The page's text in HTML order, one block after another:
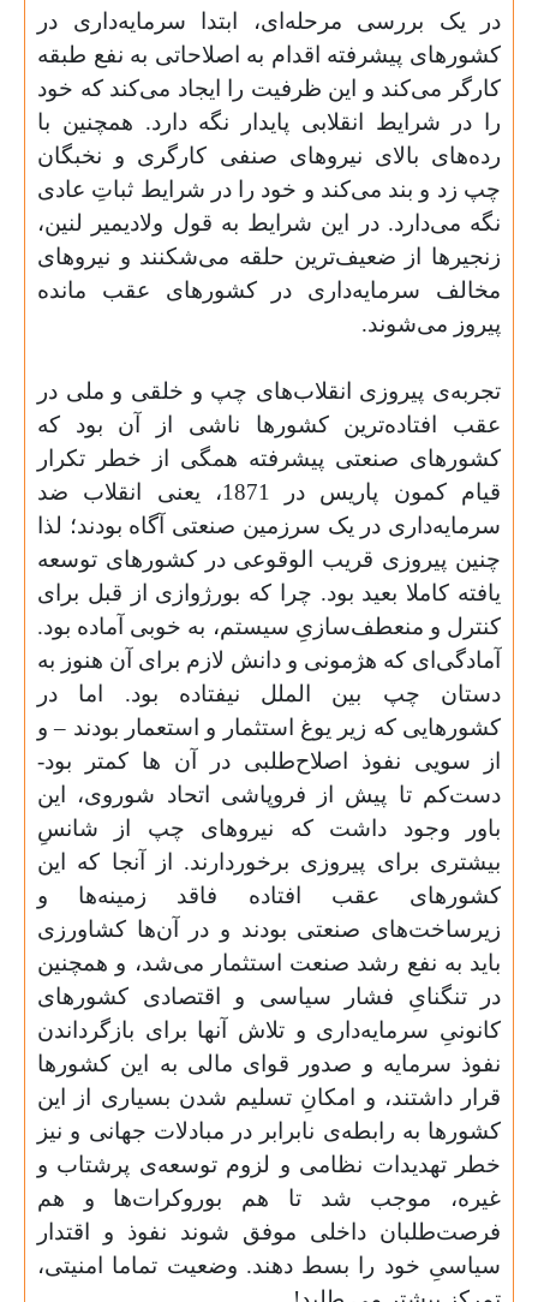
در یک بررسی مرحله‌ای، ابتدا سرمایه‌داری در
کشورهای پیشرفته اقدام به اصلاحاتی به نفع طبقه
کارگر می‌کند و این ظرفیت را ایجاد می‌کند که خود
را در شرایط انقلابی پایدار نگه دارد. همچنین با
رده‌های بالای نیروهای صنفی کارگری و نخبگان
چپ زد و بند می‌کند و خود را در شرایط ثباتِ عادی
نگه می‌دارد. در این شرایط به قول ولادیمیر لنین،
زنجیرها از ضعیف‌ترین حلقه می‌شکنند و نیروهای
مخالف سرمایه‌داری در کشورهای عقب مانده
پیروز می‌شوند.
تجربه‌ی پیروزی انقلاب‌های چپ و خلقی و ملی در
عقب افتاده‌ترین کشورها ناشی از آن بود که
کشورهای صنعتی پیشرفته همگی از خطر تکرار
قیام کمون پاریس در 1871، یعنی انقلاب ضد
سرمایه‌داری در یک سرزمین صنعتی آگاه بودند؛ لذا
چنین پیروزی قریب الوقوعی در کشورهای توسعه
یافته کاملا بعید بود. چرا که بورژوازی از قبل برای
کنترل و منعطف‌سازیِ سیستم، به خوبی آماده بود.
آمادگی‌ای که هژمونی و دانش لازم برای آن هنوز به
دستان چپ بین الملل نیفتاده بود. اما در
کشورهایی که زیر یوغ استثمار و استعمار بودند – و
از سویی نفوذ اصلاح‌طلبی در آن ها کمتر بود-
دست‌کم تا پیش از فروپاشی اتحاد شوروی، این
باور وجود داشت که نیروهای چپ از شانسِ
بیشتری برای پیروزی برخوردارند. از آنجا که این
کشورهای عقب افتاده فاقد زمینه‌ها و
زیرساخت‌های صنعتی بودند و در آن‌ها کشاورزی
باید به نفع رشد صنعت استثمار می‌شد، و همچنین
در تنگنایِ فشار سیاسی و اقتصادی کشورهای
کانونیِ سرمایه‌داری و تلاش آنها برای بازگرداندن
نفوذ سرمایه و صدور قوای مالی به این کشورها
قرار داشتند، و امکانِ تسلیم شدن بسیاری از این
کشورها به رابطه‌ی نابرابر در مبادلات جهانی و نیز
خطر تهدیدات نظامی و لزوم توسعه‌ی پر‌شتاب و
غیره، موجب شد تا هم بوروکرات‌ها و هم
فرصت‌طلبان داخلی موفق شوند نفوذ و اقتدار
سیاسیِ خود را بسط دهند. وضعیت تماما امنیتی،